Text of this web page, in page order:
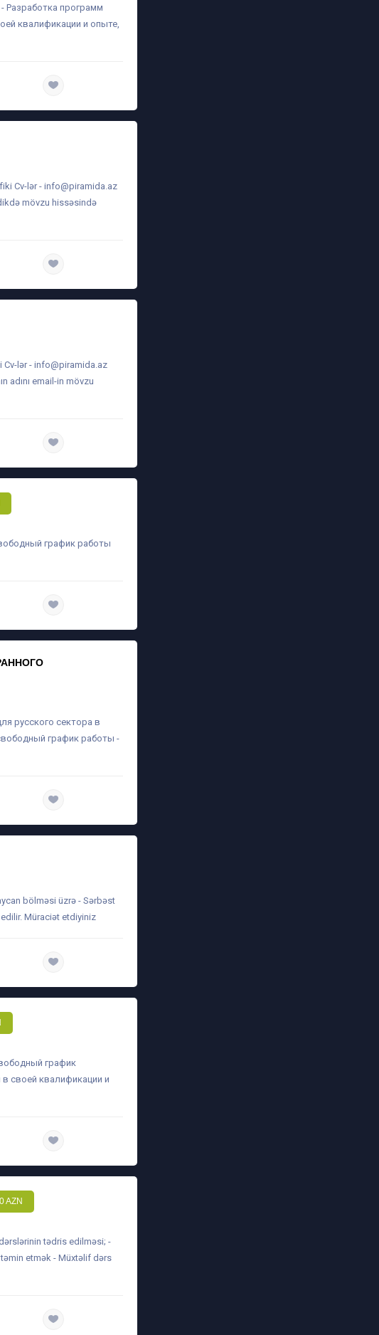
Разработка программ
квалификации и опыте,
Cv-lər -info@piramida.az
mövzu hissəsində
Cv-lər -info@piramida.az
adını email-in mövzu
график работы
русского сектора в
график работы -
bölməsi üzrə - Sərbəst
Müraciət etdiyiniz
график
своей квалификации и
AZN
tədris edilməsi; -
etmək - Müxtəlif dərs